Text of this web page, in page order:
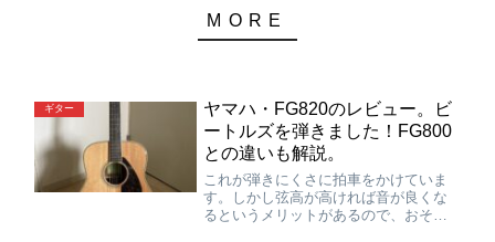
ギター
ヤマハ・FG820のレビュー。ビ
ートルズを弾きました！FG800
との違いも解説。
これが弾きにくさに拍車をかけていま
す。しかし弦高が高ければ音が良くな
るというメリットがあるので、おそら